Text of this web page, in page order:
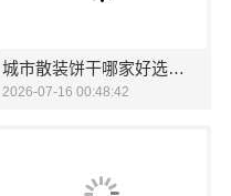
城市散装饼干哪家好选零食大明星
2026-07-16 00:48:42